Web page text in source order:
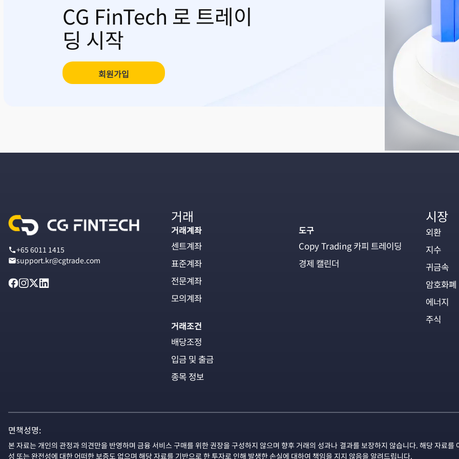
CG FinTech 로 트레이
딩 시작
회원가입
+65 6011 1415
support.kr@cgtrade.com
거래
거래계좌
센트계좌
표준계좌
전문계좌
모의계좌
거래조건
배당조정
입금 및 출금
종목 정보
도구
Copy Trading 카피 트레이딩
경제 캘린더
시장
외환
지수
귀금속
암호화폐
에너지
주식
면책성명:
본 자료는 개인의 관정과 의견만을 반영하며 금융 서비스 구매를 위한 권장을 구성하지 않으며 향후 거래의 성과나 결과를 보장하지 않습니다. 해당 자료
성 또는 완전성에 대한 어떠한 보증도 없으며 해당 자료를 기반으로 한 투자로 인해 발생한 손실에 대하여 책임을 지지 않음을 알려드립니다.